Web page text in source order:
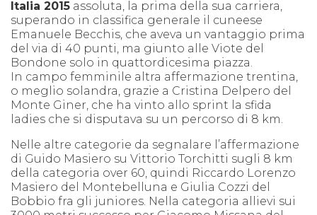
Italia 2015 assoluta, la prima della sua carriera,
superando in classifica generale il cuneese
Emanuele Becchis, che aveva un vantaggio prima
del via di 40 punti, ma giunto alle Viote del
Bondone solo in quattordicesima piazza.
In campo femminile altra affermazione trentina,
o meglio solandra, grazie a Cristina Delpero del
Monte Giner, che ha vinto allo sprint la sfida
ladies che si disputava su un percorso di 8 km.
Nelle altre categorie da segnalare l’affermazione
di Guido Masiero su Vittorio Torchitti sugli 8 km
della categoria over 60, quindi Riccardo Lorenzo
Masiero del Montebelluna e Giulia Cozzi del
Bobbio fra gli juniores. Nella categoria allievi sui